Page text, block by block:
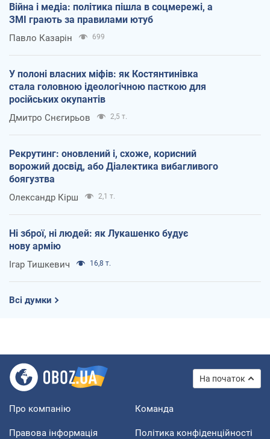
Війна і медіа: політика пішла в соцмережі, а
ЗМІ грають за правилами ютуб
Павло Казарін 699
У полоні власних міфів: як Костянтинівка
стала головною ідеологічною пасткою для
російських окупантів
Дмитро Снєгирьов 2,5 т.
Рекрутинг: оновлений і, схоже, корисний
ворожий досвід, або Діалектика вибагливого
боягузтва
Олександр Кірш 2,1 т.
Ні зброї, ні людей: як Лукашенко будує
нову армію
Ігар Тишкевич 16,8 т.
Всі думки
На початок
Про компанію Команда
Правова інформація Політика конфіденційності